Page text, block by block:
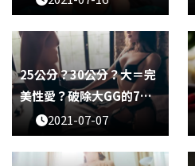
25公分？30公分？大＝完
美性愛？破除大GG的7大
迷思 2021-07-07